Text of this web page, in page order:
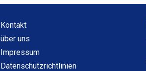
Kontakt
über uns
Impressum
Datenschutzrichtlinien